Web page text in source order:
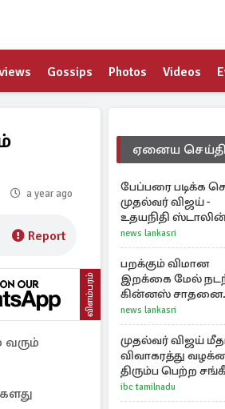
Gossips Photos Videos
a year ago
Report
விளம்பரம்
வரும்
ஏனைய
பேப்பரை படிக்க
முதல்வர் விஜய் -
உதயநிதி
கொடுத்த பதிலடி
news lankasri
பறக்கும் விமான
இறக்கை மேல்
கின்னஸ் சாதனை
படைத்த 97 வயது
மூதாட்டி
news lankasri
முதல்வர் விஜய்
விவாகரத்து
திரும்ப பெற்ற
ibc tamilnadu